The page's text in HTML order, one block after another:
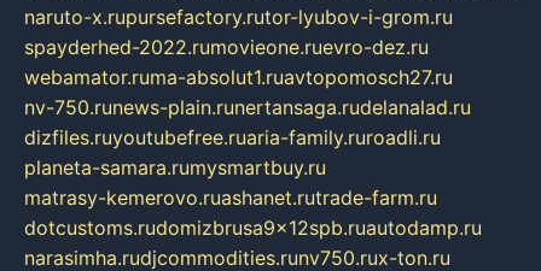
naruto-x.rupursefactory.rutor-lyubov-i-grom.ru
spayderhed-2022.rumovieone.ruevro-dez.ru
webamator.ruma-absolut1.ruavtopomosch27.ru
nv-750.runews-plain.runertansaga.rudelanalad.ru
dizfiles.ruyoutubefree.ruaria-family.ruroadli.ru
planeta-samara.rumysmartbuy.ru
matrasy-kemerovo.ruashanet.rutrade-farm.ru
dotcustoms.rudomizbrusa9x12spb.ruautodamp.ru
narasimha.rudjcommodities.runv750.rux-ton.ru